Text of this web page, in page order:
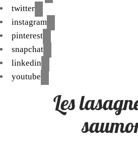
twitter
instagram
pinterest
snapchat
linkedin
youtube
Les